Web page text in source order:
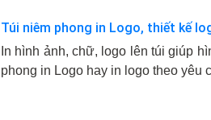
Túi niêm phong in Logo, thiết kế
In hình ảnh, chữ, logo lên túi giúp
phong in Logo hay in logo theo yêu